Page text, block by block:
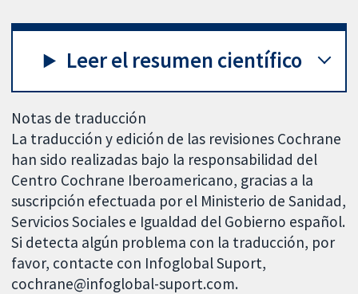
Leer el resumen científico
Notas de traducción
La traducción y edición de las revisiones Cochrane
han sido realizadas bajo la responsabilidad del
Centro Cochrane Iberoamericano, gracias a la
suscripción efectuada por el Ministerio de Sanidad,
Servicios Sociales e Igualdad del Gobierno español.
Si detecta algún problema con la traducción, por
favor, contacte con Infoglobal Suport,
cochrane@infoglobal-suport.com.